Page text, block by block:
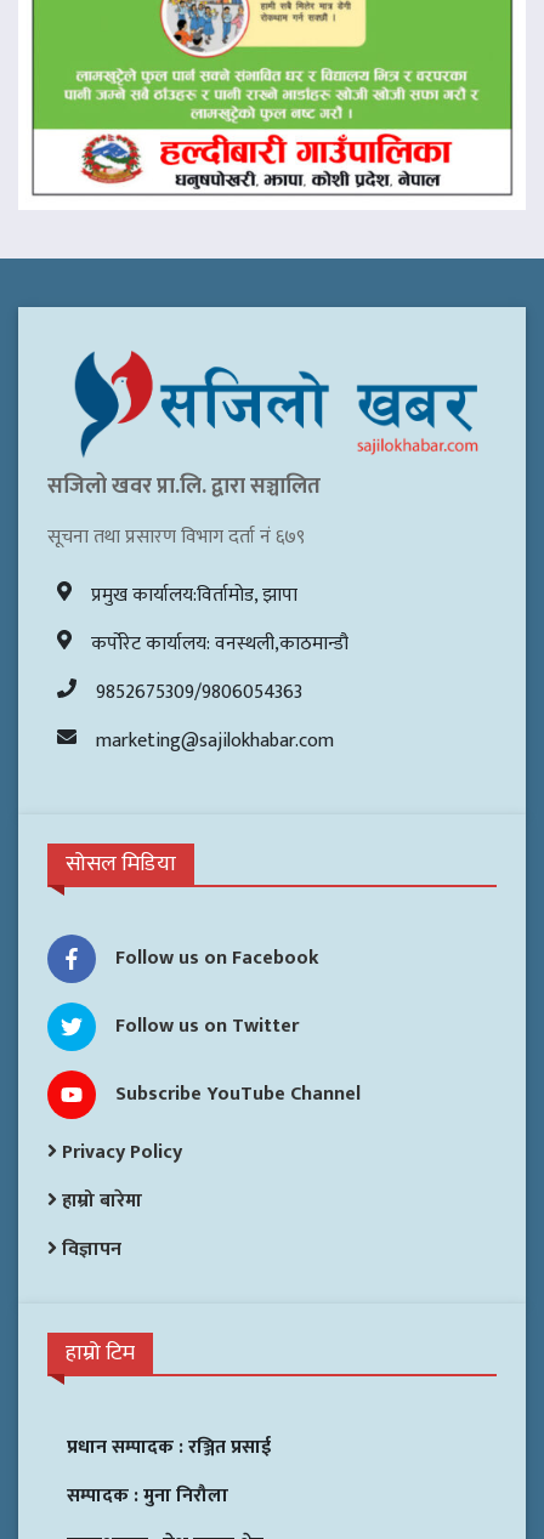
सजिलो खवर प्रा.लि. द्वारा सञ्चालित
सूचना तथा प्रसारण विभाग दर्ता नं ६७९
प्रमुख कार्यालय:विर्तामोड, झापा
कर्पोरेट कार्यालय: वनस्थली,काठमान्डौ
9852675309/9806054363
marketing@sajilokhabar.com
सोसल मिडिया
Follow us on Facebook
Follow us on Twitter
Subscribe YouTube Channel
Privacy Policy
हाम्रो बारेमा
विज्ञापन
हाम्रो टिम
प्रधान सम्पादक :रञ्जित प्रसाई
सम्पादक :मुना निरौला